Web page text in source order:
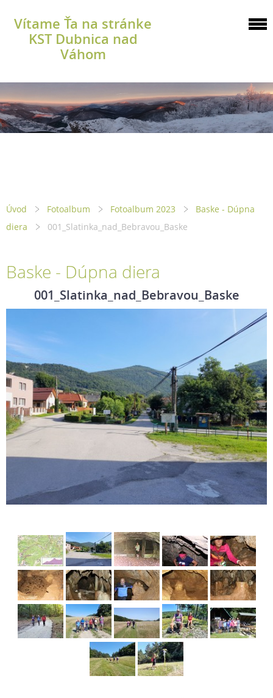
Vítame Ťa na stránke
KST Dubnica nad
Váhom
Úvod Fotoalbum Fotoalbum 2023
Baske - Dúpna
diera
001_Slatinka_nad_Bebravou_Baske
Baske - Dúpna diera
001_Slatinka_nad_Bebravou_Baske